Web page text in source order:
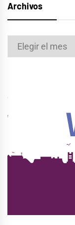
Archivos
Archivos